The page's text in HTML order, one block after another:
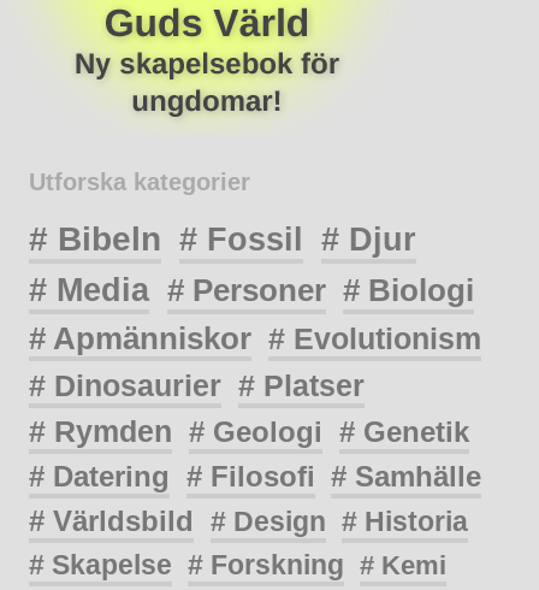
Utforska kategorier
# Bibeln # Fossil # Djur
# Media # Personer # Biologi
# Apmänniskor # Evolutionism
# Dinosaurier # Platser
# Rymden # Geologi # Genetik
# Datering # Filosofi # Samhälle
# Världsbild
# Design # Historia
# Skapelse # Forskning # Kemi